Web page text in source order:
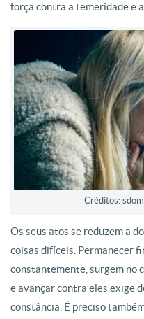
força contra a temeridade e a
Créditos:
Os seus atos se reduzem a
coisas difíceis. Permanecer
constantemente, surgem no
e avançar contra eles exige
constância. É preciso